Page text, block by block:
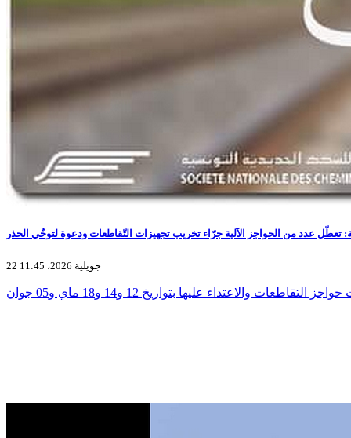
تعطّل عدد من الحواجز الآلية جرّاء تخريب تجهيزات التّقاطعات ودعوة لتوخّي الحذر
22 جويلية 2026، 11:45